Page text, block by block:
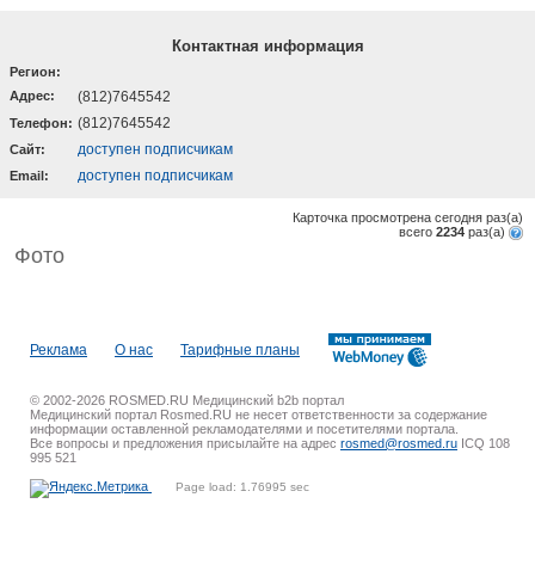
Контактная информация
Регион:
Адрес:
(812)7645542
Телефон: (812)7645542
Cайт: доступен подписчикам
Email: доступен подписчикам
Карточка просмотрена сегодня раз(a)
всего 2234 раз(a)
Фото
Реклама О нас Тарифные планы
© 2002-2026 ROSMED.RU Медицинский b2b портал
Медицинский портал Rosmed.RU не несет ответственности за содержание
информации оставленной рекламодателями и посетителями портала.
Все вопросы и предложения присылайте на адрес rosmed@rosmed.ru ICQ 108
995 521
Page load: 1.76995 sec